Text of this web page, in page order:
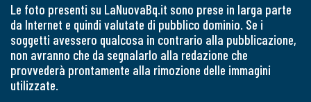
Le foto presenti su LaNuovaBq.it sono prese in larga parte
da Internet e quindi valutate di pubblico dominio. Se i
soggetti avessero qualcosa in contrario alla pubblicazione,
non avranno che da segnalarlo alla redazione che
provvederà prontamente alla rimozione delle immagini
utilizzate.